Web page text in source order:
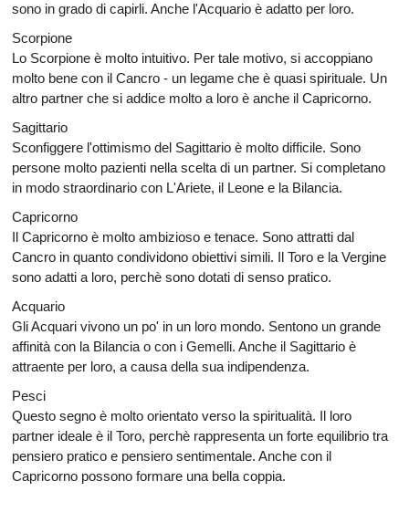
sono in grado di capirli. Anche l'Acquario è adatto per loro.
Scorpione
Lo Scorpione è molto intuitivo. Per tale motivo, si accoppiano
molto bene con il Cancro - un legame che è quasi spirituale. Un
altro partner che si addice molto a loro è anche il Capricorno.
Sagittario
Sconfiggere l'ottimismo del Sagittario è molto difficile. Sono
persone molto pazienti nella scelta di un partner. Si completano
in modo straordinario con L'Ariete, il Leone e la Bilancia.
Capricorno
Il Capricorno è molto ambizioso e tenace. Sono attratti dal
Cancro in quanto condividono obiettivi simili. Il Toro e la Vergine
sono adatti a loro, perchè sono dotati di senso pratico.
Acquario
Gli Acquari vivono un po' in un loro mondo. Sentono un grande
affinità con la Bilancia o con i Gemelli. Anche il Sagittario è
attraente per loro, a causa della sua indipendenza.
Pesci
Questo segno è molto orientato verso la spiritualità. Il loro
partner ideale è il Toro, perchè rappresenta un forte equilibrio tra
pensiero pratico e pensiero sentimentale. Anche con il
Capricorno possono formare una bella coppia.